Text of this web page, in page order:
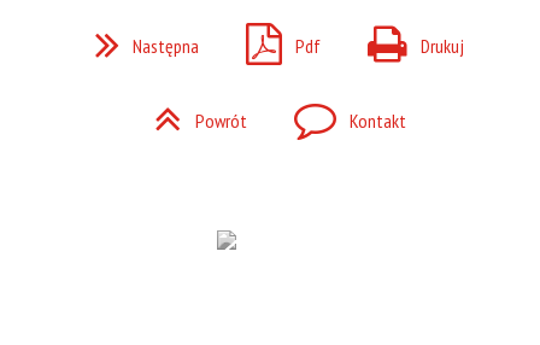
Następna Pdf Drukuj
Powrót Kontakt